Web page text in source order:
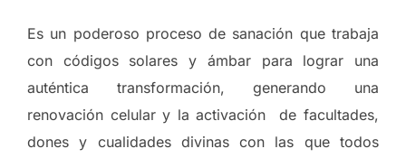
Es un poderoso proceso de sanación que trabaja
con códigos solares y ámbar para lograr una
auténtica transformación, generando una
renovación celular y la activación de facultades,
dones y cualidades divinas con las que todos